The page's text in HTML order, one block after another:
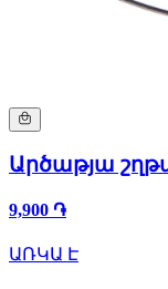
Արծաթյա
9,900 ֏
ԱՌԿԱ Է